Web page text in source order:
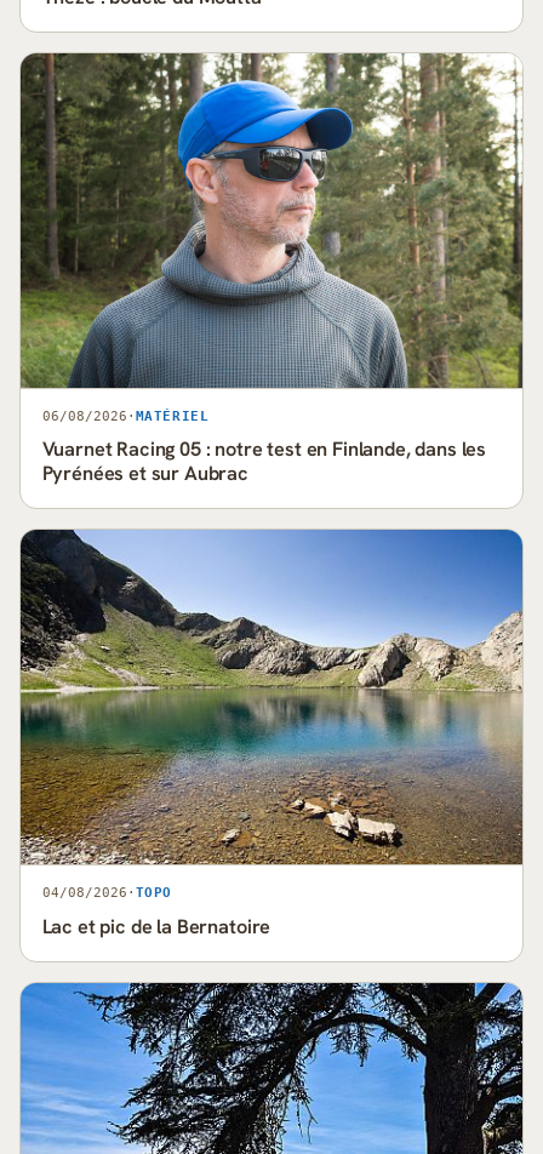
06/08/2026 · MATÉRIEL
Vuarnet Racing 05 : notre test en Finlande, dans les
Pyrénées et sur Aubrac
04/08/2026 · TOPO
Lac et pic de la Bernatoire